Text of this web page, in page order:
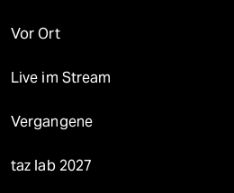
Vor Ort
Live im Stream
Vergangene
taz lab 2027